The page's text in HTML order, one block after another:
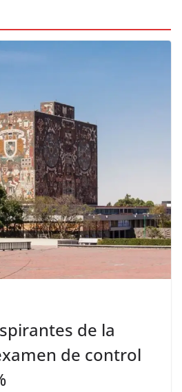
de la
de control